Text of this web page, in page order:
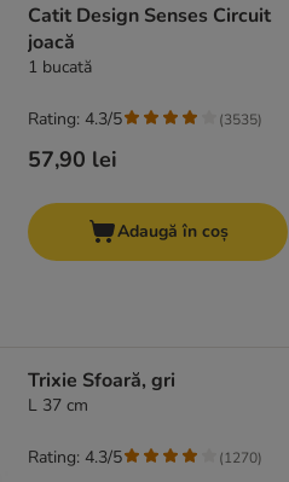
Catit Design Senses Circuit
joacă
1 bucată
57,90 lei
Rating: 4.3/5 (3535)
Adaugă în coș
Trixie Sfoară, gri
L 37 cm
Rating: 4.3/5 (1270)